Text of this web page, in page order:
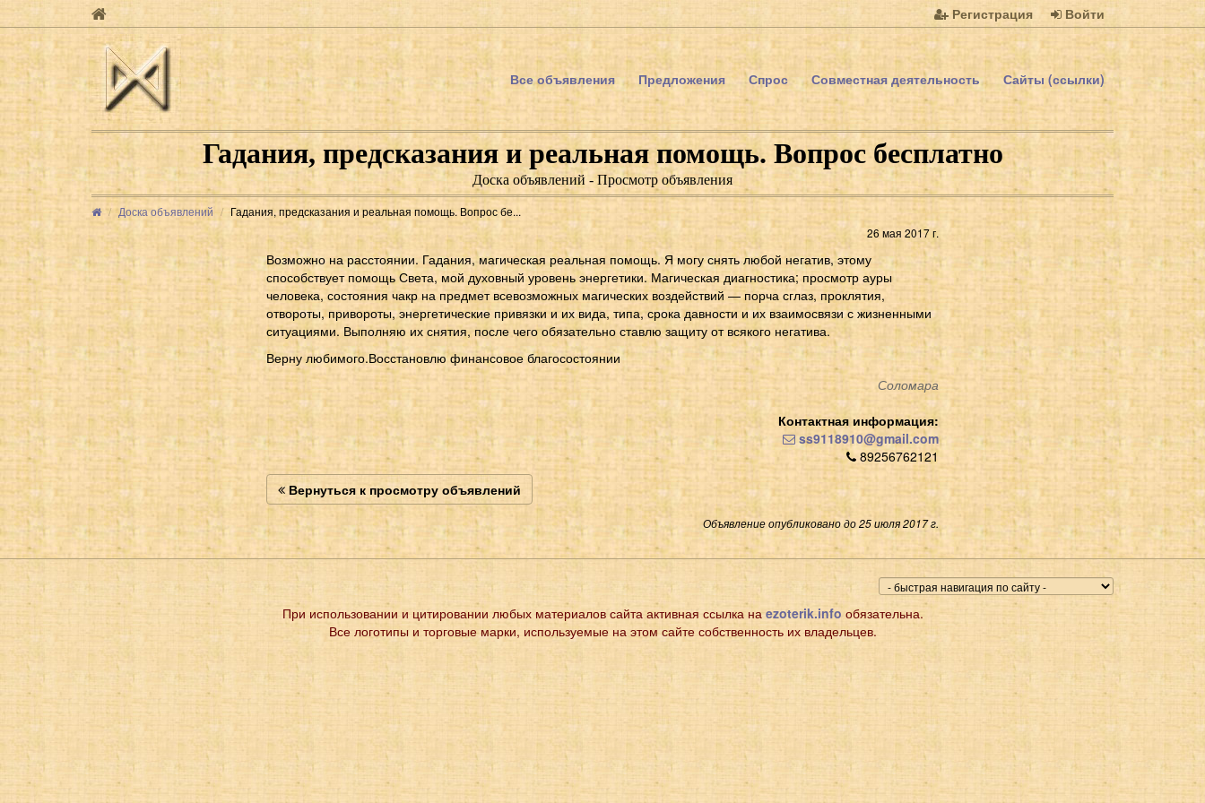
Регистрация Войти
Все объявления Предложения Спрос Совместная деятельность Сайты (ссылки)
Гадания, предсказания и реальная помощь. Вопрос бесплатно
Доска объявлений - Просмотр объявления
Доска объявлений
Гадания, предсказания и реальная помощь. Вопрос бе...
26 мая 2017 г.
Возможно на расстоянии. Гадания, магическая реальная помощь. Я могу снять любой негатив, этому
способствует помощь Света, мой духовный уровень энергетики. Магическая диагностика; просмотр ауры
человека, состояния чакр на предмет всевозможных магических воздействий — порча сглаз, проклятия,
отвороты, привороты, энергетические привязки и их вида, типа, срока давности и их взаимосвязи с жизненными
ситуациями. Выполняю их снятия, после чего обязательно ставлю защиту от всякого негатива.
Верну любимого.Восстановлю финансовое благосостоянии
Соломара
Контактная информация:
ss9118910@gmail.com
89256762121
Вернуться к просмотру объявлений
Объявление опубликовано до 25 июля 2017 г.
При использовании и цитировании любых материалов сайта активная ссылка наezoterik.info обязательна.
Все логотипы и торговые марки, используемые на этом сайте собственность их владельцев.